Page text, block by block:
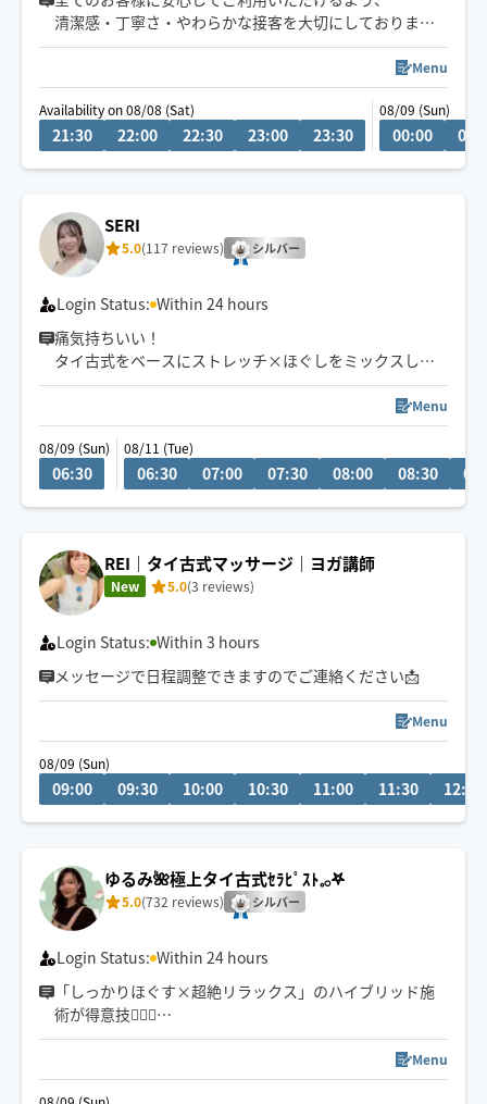
清潔感・丁寧さ・やわらかな接客を大切にしております
🌙
予約枠×の場合でも、
事前に↗︎のチャット💬いただけますと
対応可能な場合がございます😊
Menu
Availability on 08/08 (Sat)
21:30 22:00 22:30 23:00 23:30
08/09 (Sun)
00:00
SERI
5.0(117 reviews) シルバー
Login Status: Within 24 hours
痛気持ちいい！
タイ古式をベースにストレッチ×ほぐしをミックスした
施術になります🙆‍♀️
Menu
08/09 (Sun)
06:30
08/11 (Tue)
06:30 07:00 07:30 08:00 08:30
REI｜タイ古式マッサージ｜ヨガ講師
New 5.0(3 reviews)
Login Status: Within 3 hours
メッセージで日程調整できますのでご連絡ください📩
Menu
08/09 (Sun)
09:00 09:30 10:00 10:30 11:00 11:30 12:00
ゆるみ🌺極上タイ古式ｾﾗﾋﾟｽﾄ𓈒𓂂𖤐
5.0(732 reviews) シルバー
Login Status: Within 24 hours
「しっかりほぐす×超絶リラックス」のハイブリッド施
術が得意技✊🏻🍉
“ 気持ちいいのに効果もすごい！” をモットーに満足度💯
な施術をさせていただきます🤝🏻✨
Menu